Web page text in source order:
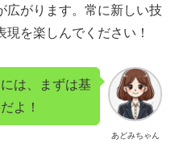
広がります。常に新しい技
を楽しんでください！
あどみちゃん
は、まずは基
よ！